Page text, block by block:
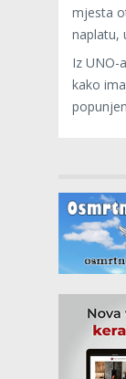
mjesta
naplatu,
Iz UNO-
kako